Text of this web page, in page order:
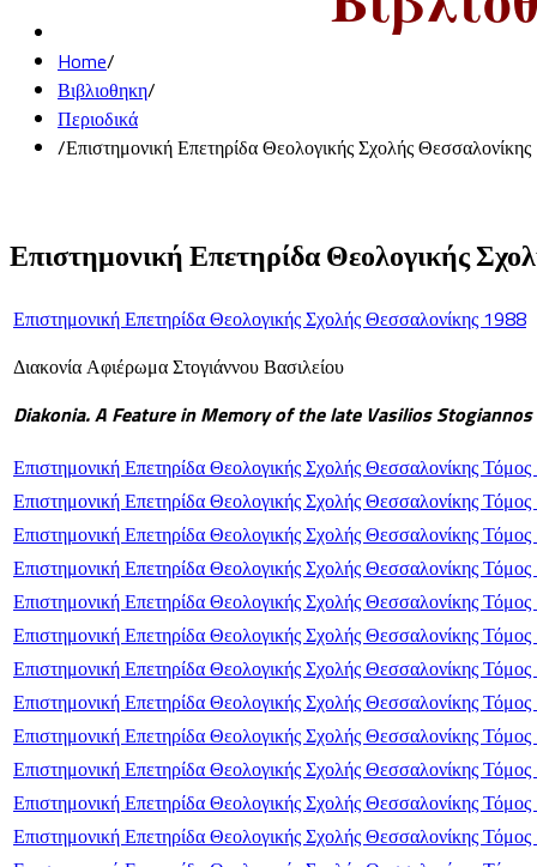
Home/
Βιβλιοθηκη/
Περιοδικά
/Επιστημονική Επετηρίδα Θεολογικής Σχολής Θεσσαλονίκης
Επιστημονική Επετηρίδα Θεολογικής
Επιστημονική Επετηρίδα Θεολογικής Σχολής Θεσσαλονίκης 1988
Διακονία Αφιέρωμα Στογιάννου Βασιλείου
Diakonia. A Feature in Memory of the late Vasilios
Επιστημονική Επετηρίδα Θεολογικής Σχολής Θεσσαλονίκης
Επιστημονική Επετηρίδα Θεολογικής Σχολής Θεσσαλονίκης
Επιστημονική Επετηρίδα Θεολογικής Σχολής Θεσσαλονίκης
Επιστημονική Επετηρίδα Θεολογικής Σχολής Θεσσαλονίκης
Επιστημονική Επετηρίδα Θεολογικής Σχολής Θεσσαλονίκης
Επιστημονική Επετηρίδα Θεολογικής Σχολής Θεσσαλονίκης
Επιστημονική Επετηρίδα Θεολογικής Σχολής Θεσσαλονίκης
Επιστημονική Επετηρίδα Θεολογικής Σχολής Θεσσαλονίκης
Επιστημονική Επετηρίδα Θεολογικής Σχολής Θεσσαλονίκης
Επιστημονική Επετηρίδα Θεολογικής Σχολής Θεσσαλονίκης
Επιστημονική Επετηρίδα Θεολογικής Σχολής Θεσσαλονίκης
Επιστημονική Επετηρίδα Θεολογικής Σχολής Θεσσαλονίκης